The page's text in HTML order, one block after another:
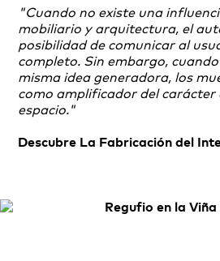
"Cuando no existe una
mobiliario y arquitectura, el
posibilidad de comunicar al
completo. Sin embargo,
misma idea generadora, los
como amplificador del
espacio."
Descubre La Fabricación del